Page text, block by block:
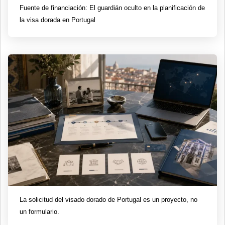
Fuente de financiación: El guardián oculto en la planificación de
la visa dorada en Portugal
La solicitud del visado dorado de Portugal es un proyecto, no
un formulario.